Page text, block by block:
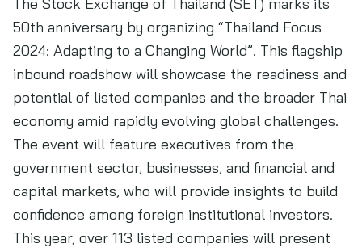
50th anniversary by organizing “Thailand Focus
2024: Adapting to a Changing World”. This flagship
inbound roadshow will showcase the readiness and
potential of listed companies and the broader Thai
economy amid rapidly evolving global challenges.
The event will feature executives from the
government sector, businesses, and financial and
capital markets, who will provide insights to build
confidence among foreign institutional investors.
This year, over 113 listed companies will present